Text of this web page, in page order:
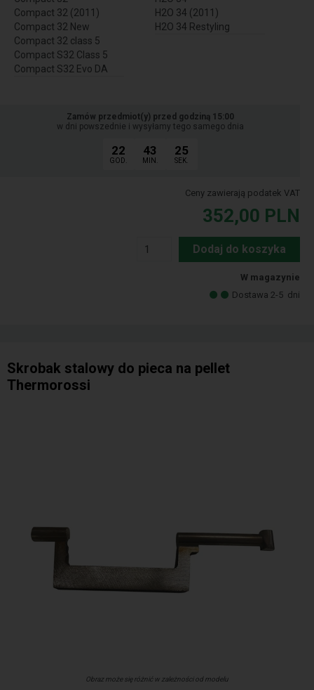
Compact 32 (2011)
Compact 32 New
Compact 32 class 5
Compact S32 Class 5
Compact S32 Evo DA
H2O 34 (2011)
H2O 34 Restyling
Zamów przedmiot(y) przed godziną 15:00
w dni powszednie i wysyłamy tego samego dnia
22
GOD.
43
MIN.
24
SEK.
Ceny zawierają podatek VAT
352,00 PLN
Dodaj do koszyka
W magazynie
Dostawa 2-5 dni
Skrobak stalowy do pieca na pellet
Thermorossi
Obraz może się różnić w zależności od modelu